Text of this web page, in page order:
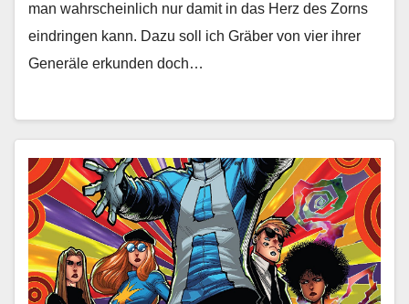
man wahrscheinlich nur damit in das Herz des Zorns
eindringen kann. Dazu soll ich Gräber von vier ihrer
Generäle erkunden doch…